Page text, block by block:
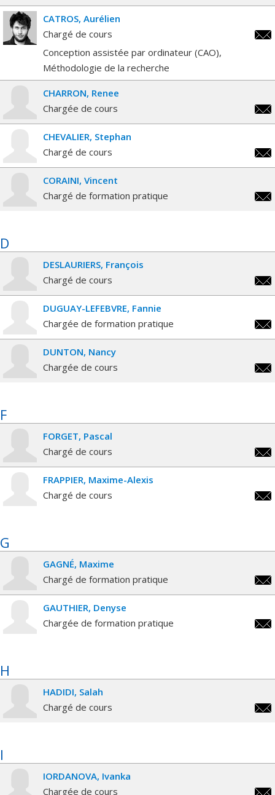
CATROS Aurélien
Chargé de cours
Conception assistée par ordinateur (CAO)
Méthodologie de la recherche
CHARRON Renee
Chargée de cours
CHEVALIER Stephan
Chargé de cours
CORAINI Vincent
Chargé de formation pratique
D
DESLAURIERS François
Chargé de cours
DUGUAY-LEFEBVRE Fannie
Chargée de formation pratique
DUNTON Nancy
Chargée de cours
F
FORGET Pascal
Chargé de cours
FRAPPIER Maxime-Alexis
Chargé de cours
G
GAGNÉ Maxime
Chargé de formation pratique
GAUTHIER Denyse
Chargée de formation pratique
H
HADIDI Salah
Chargé de cours
I
IORDANOVA Ivanka
Chargée de cours